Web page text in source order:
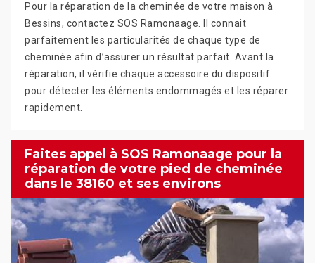
Pour la réparation de la cheminée de votre maison à
Bessins, contactez SOS Ramonaage. Il connait
parfaitement les particularités de chaque type de
cheminée afin d’assurer un résultat parfait. Avant la
réparation, il vérifie chaque accessoire du dispositif
pour détecter les éléments endommagés et les réparer
rapidement.
Faites appel à SOS Ramonaage pour la
réparation de votre pied de cheminée
dans le 38160 et ses environs